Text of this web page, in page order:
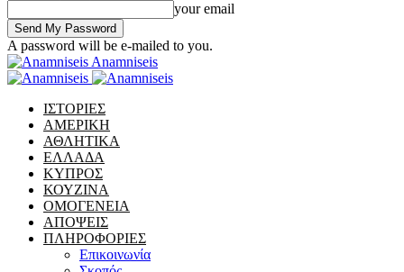
your email
A password will be e-mailed to you.
Anamniseis
ΙΣΤΟΡΙΕΣ
ΑΜΕΡΙΚΗ
ΑΘΛΗΤΙΚΑ
ΕΛΛΑΔΑ
ΚΥΠΡΟΣ
ΚΟΥΖΙΝΑ
ΟΜΟΓΕΝΕΙΑ
ΑΠΟΨΕΙΣ
ΠΛΗΡΟΦΟΡΙΕΣ
Επικοινωνία